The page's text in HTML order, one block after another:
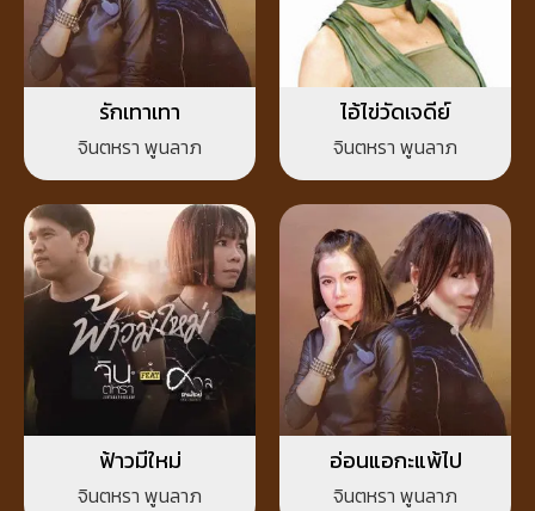
รักเทาเทา
จินตหรา พูนลาภ
ไอ้ไข่วัดเจดีย์
จินตหรา พูนลาภ
ฟ้าวมีใหม่
จินตหรา พูนลาภ
อ่อนแอกะแพ้ไป
จินตหรา พูนลาภ